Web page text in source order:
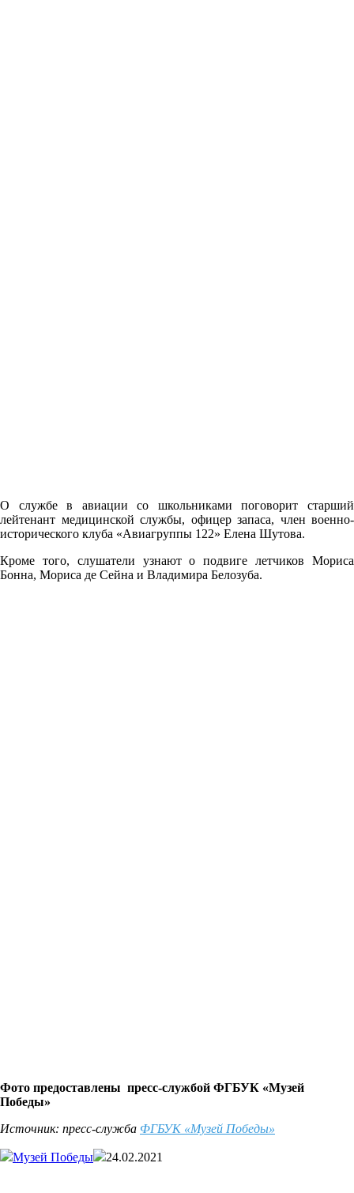
О службе в авиации со школьниками поговорит старший
лейтенант медицинской службы, офицер запаса, член военно-
исторического клуба «Авиагруппы 122» Елена Шутова.
Кроме того, слушатели узнают о подвиге летчиков Мориса
Бонна, Мориса де Сейна и Владимира Белозуба.
Фото предоставлены пресс-службой ФГБУК «Музей
Победы»
Источник: пресс-служба ФГБУК «Музей Победы»
Музей Победы 24.02.2021